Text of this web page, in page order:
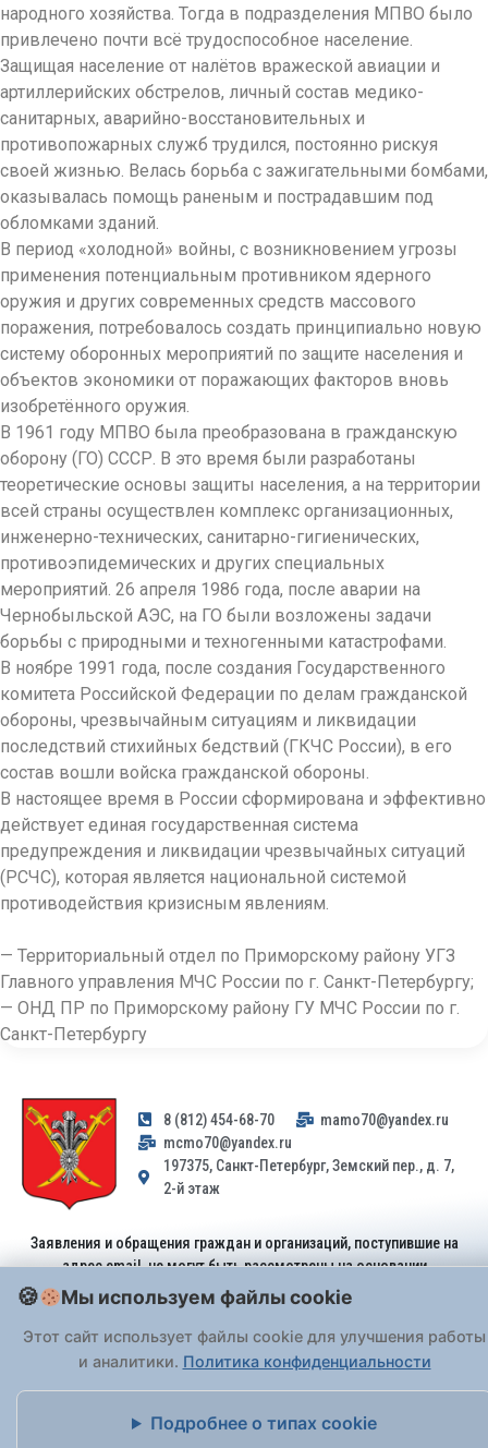
народного хозяйства. Тогда в подразделения МПВО было
привлечено почти всё трудоспособное население.
Защищая население от налётов вражеской авиации и
артиллерийских обстрелов, личный состав медико-
санитарных, аварийно-восстановительных и
противопожарных служб трудился, постоянно рискуя
своей жизнью. Велась борьба с зажигательными бомбами,
оказывалась помощь раненым и пострадавшим под
обломками зданий.
В период «холодной» войны, с возникновением угрозы
применения потенциальным противником ядерного
оружия и других современных средств массового
поражения, потребовалось создать принципиально новую
систему оборонных мероприятий по защите населения и
объектов экономики от поражающих факторов вновь
изобретённого оружия.
В 1961 году МПВО была преобразована в гражданскую
оборону (ГО) СССР. В это время были разработаны
теоретические основы защиты населения, а на территории
всей страны осуществлен комплекс организационных,
инженерно-технических, санитарно-гигиенических,
противоэпидемических и других специальных
мероприятий. 26 апреля 1986 года, после аварии на
Чернобыльской АЭС, на ГО были возложены задачи
борьбы с природными и техногенными катастрофами.
В ноябре 1991 года, после создания Государственного
комитета Российской Федерации по делам гражданской
обороны, чрезвычайным ситуациям и ликвидации
последствий стихийных бедствий (ГКЧС России), в его
состав вошли войска гражданской обороны.
В настоящее время в России сформирована и эффективно
действует единая государственная система
предупреждения и ликвидации чрезвычайных ситуаций
(РСЧС), которая является национальной системой
противодействия кризисным явлениям.
— Территориальный отдел по Приморскому району УГЗ
Главного управления МЧС России по г. Санкт-Петербургу;
— ОНД ПР по Приморскому району ГУ МЧС России по г.
Санкт-Петербургу
8 (812) 454-68-70
mamo70@yandex.ru
mcmo70@yandex.ru
197375, Санкт-Петербург, Земский пер., д. 7,
2-й этаж
Заявления и обращения граждан и организаций, поступившие на
адрес email, не могут быть рассмотрены на основании
Федерального закона от 02.05.2006 № 59-ФЗ
принимаются только: по почте, через
или лично при предъявлении паспорта.
На Сайте действуетПолитика обработки персональных данных.
Мы используем файлы cookie
Этот сайт использует файлы cookie для улучшения работы
и аналитики. Политика конфиденциальности
Подробнее о типах cookie